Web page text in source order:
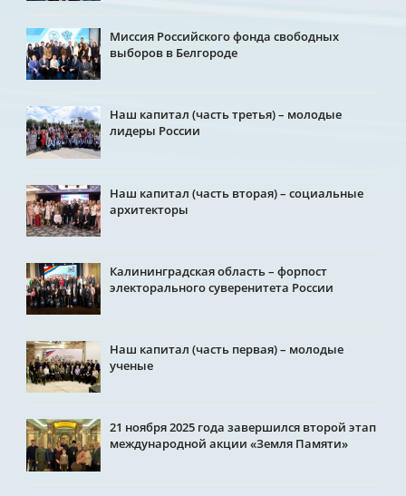
Миссия Российского фонда свободных
выборов в Белгороде
Наш капитал (часть третья) – молодые
лидеры России
Наш капитал (часть вторая) – социальные
архитекторы
Калининградская область – форпост
электорального суверенитета России
Наш капитал (часть первая) – молодые
ученые
21 ноября 2025 года завершился второй этап
международной акции «Земля Памяти»